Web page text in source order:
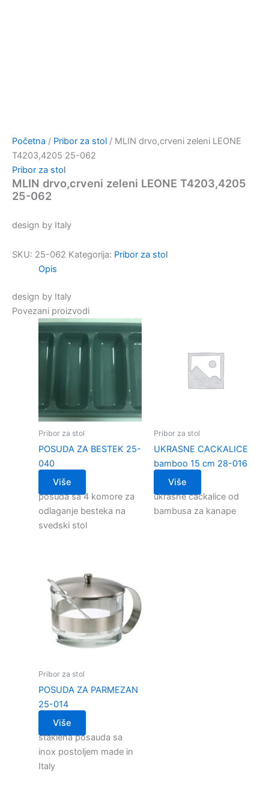
Početna / Pribor za stol / MLIN drvo,crveni zeleni LEONE
T4203,4205 25-062
Pribor za stol
MLIN drvo,crveni zeleni LEONE T4203,4205
25-062
design by Italy
SKU: 25-062 Kategorija: Pribor za stol
Opis
design by Italy
Povezani proizvodi
Pribor za stol
POSUDA ZA BESTEK 25-
040
Više
posuda sa 4 komore za
odlaganje besteka na
svedski stol
Pribor za stol
UKRASNE CACKALICE
bamboo 15 cm 28-016
Više
ukrasne cackalice od
bambusa za kanape
Pribor za stol
POSUDA ZA PARMEZAN
25-014
Više
staklena posauda sa
inox postoljem made in
Italy